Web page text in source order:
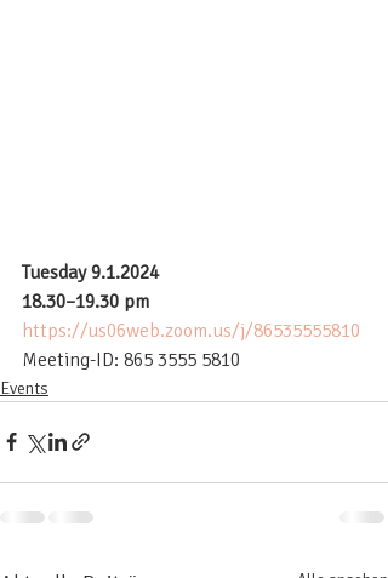
Tuesday 9.1.2024
18.30–19.30 pm
https://us06web.zoom.us/j/86535555810
Meeting-ID: 865 3555 5810
Events